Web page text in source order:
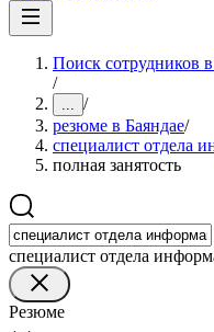
Поиск сотрудников
/
... /
резюме в Баяндае/
специалист отдела
полная занятость
специалист отдела
Резюме